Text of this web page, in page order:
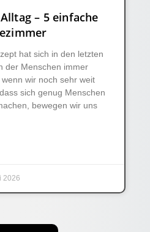
– 5 einfache
hat sich in den letzten
der Menschen immer
wir noch sehr weit
sich genug Menschen
bewegen wir uns
2026